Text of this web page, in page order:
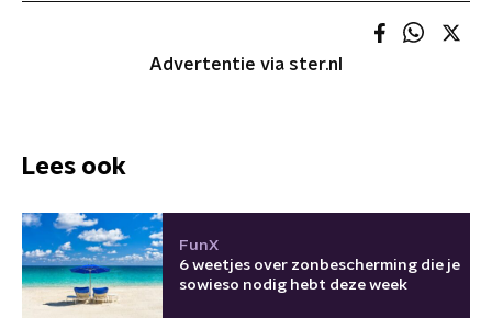
Advertentie via ster.nl
Lees ook
FunX
6 weetjes over zonbescherming die je
sowieso nodig hebt deze week